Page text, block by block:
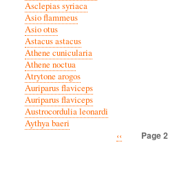
Asclepias syriaca
Asio flammeus
Asio otus
Astacus astacus
Athene cunicularia
Athene noctua
Atrytone arogos
Auriparus flaviceps
Auriparus flaviceps
Austrocordulia leonardi
Aythya baeri
Previous
‹‹ Page 2